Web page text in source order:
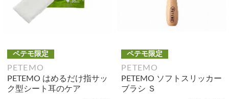
ペテモ限定
PETEMO
PETEMO はめるだけ指サッ
ク型シート耳のケア
ペテモ限定
PETEMO
PETEMO ソフトスリッカー
ブラシ Ｓ